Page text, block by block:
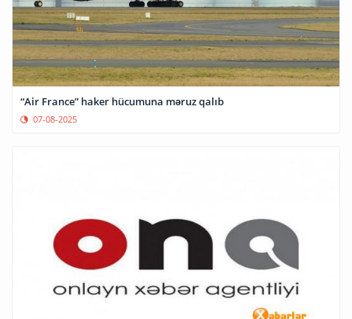
“Air France” haker hücumuna məruz qalıb
07-08-2025